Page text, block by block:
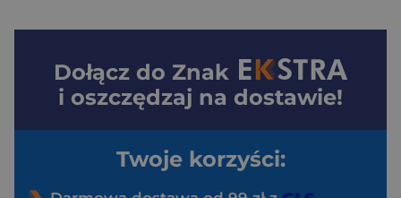
Dołącz do Znak
i oszczędzaj na dostawie!
Twoje korzyści: